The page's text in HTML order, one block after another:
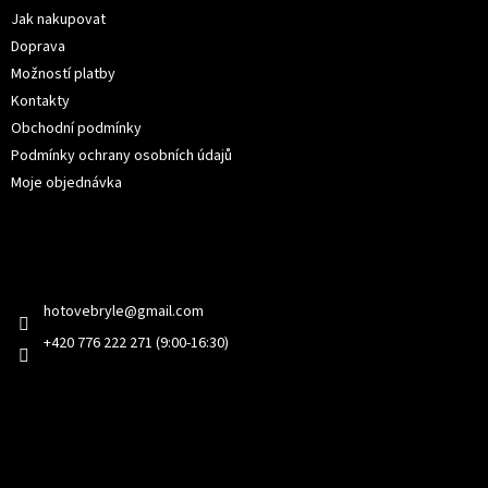
Jak nakupovat
Doprava
Možností platby
Kontakty
Obchodní podmínky
Podmínky ochrany osobních údajů
Moje objednávka
hotovebryle@gmail.com
+420 776 222 271 (9:00-16:30)